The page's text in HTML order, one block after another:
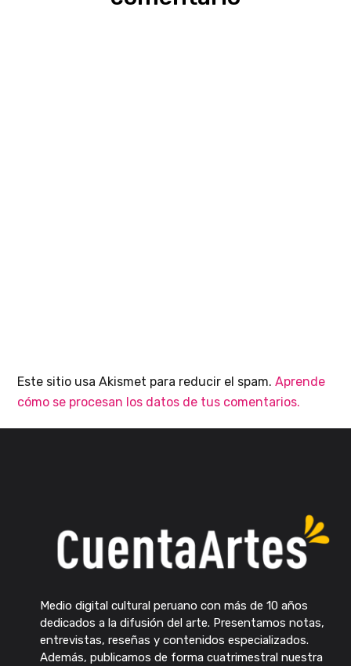
Este sitio usa Akismet para reducir el spam.Aprende
cómo se procesan los datos de tus comentarios.
Medio digital cultural peruano con más de 10 años
dedicados a la difusión del arte. Presentamos notas,
entrevistas, reseñas y contenidos especializados.
Además, publicamos de forma cuatrimestral nuestra